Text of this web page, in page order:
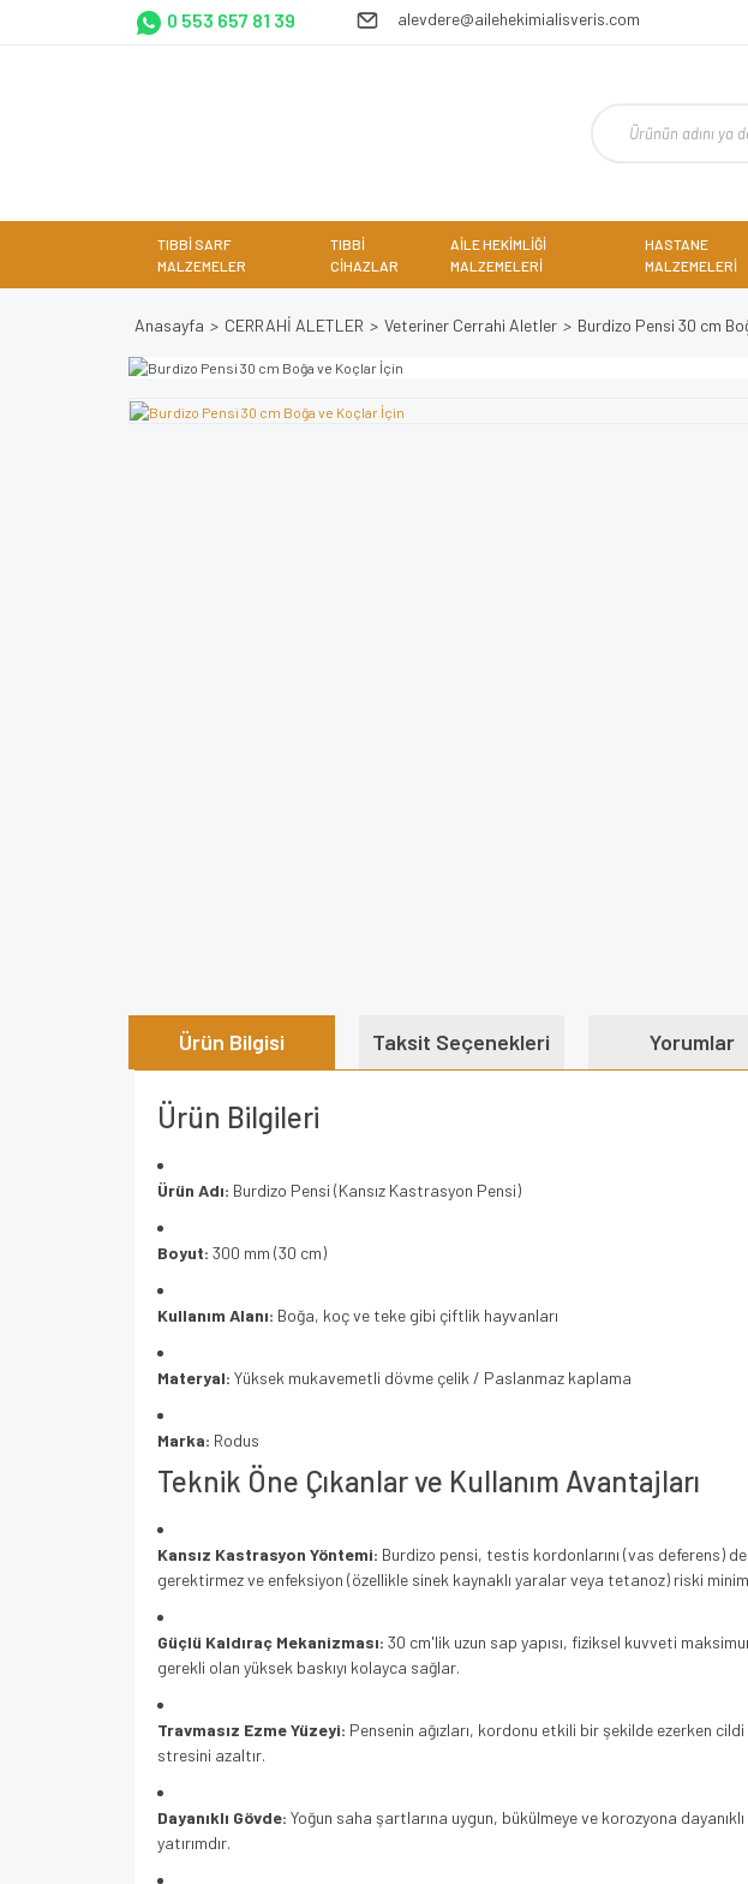
0 553 657 81 39 alevdere@ailehekimialisveris.com
TIBBİ SARF
MALZEMELER
TIBBİ
CİHAZLAR
AİLE HEKİMLİĞİ
MALZEMELERİ
HASTANE
MALZEMELERİ
Anasayfa CERRAHİ ALETLER Veteriner Cerrahi Aletler Burdizo Pensi 30 cm
Ürün Bilgisi Taksit Seçenekleri Yorumlar
Ürün Bilgileri
Ürün Adı: Burdizo Pensi (Kansız Kastrasyon Pensi)
Boyut: 300 mm (30 cm)
Kullanım Alanı: Boğa, koç ve teke gibi çiftlik hayvanları
Materyal: Yüksek mukavemetli dövme çelik / Paslanmaz kaplama
Marka: Rodus
Teknik Öne Çıkanlar ve Kullanım Avantajları
Kansız Kastrasyon Yöntemi: Burdizo pensi, testis kordonlarını (vas deferens)
gerektirmez ve enfeksiyon (özellikle sinek kaynaklı yaralar veya tetanoz) riski
Güçlü Kaldıraç Mekanizması: 30 cm'lik uzun sap yapısı, fiziksel kuvveti
gerekli olan yüksek baskıyı kolayca sağlar.
Travmasız Ezme Yüzeyi: Pensenin ağızları, kordonu etkili bir şekilde ezerken
stresini azaltır.
Dayanıklı Gövde: Yoğun saha şartlarına uygun, bükülmeye ve korozyona
yatırımdır.